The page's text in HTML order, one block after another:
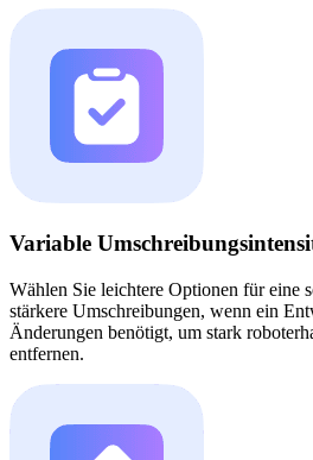
Variable
Wählen Sie leichtere Optionen für eine
stärkere Umschreibungen, wenn ein
Änderungen benötigt, um stark
entfernen.